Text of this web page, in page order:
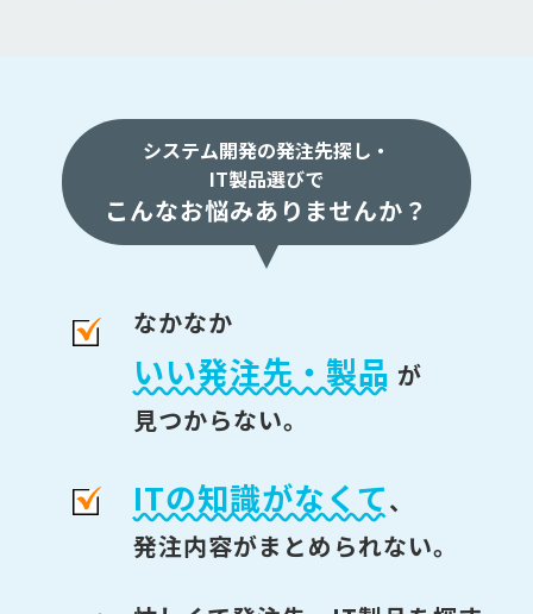
システム開発の発注先探し・
IT製品選びで
こんなお悩みありませんか？
なかなか
いい発注先・製品 が
見つからない。
ITの知識がなくて、
発注内容がまとめられない。